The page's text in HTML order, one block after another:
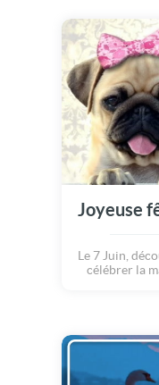
Joyeuse
Le 7 Juin,
célébrer la